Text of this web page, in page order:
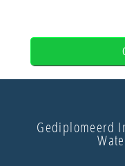
Gediplomeerd